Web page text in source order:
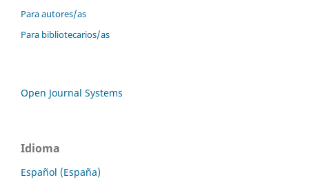
Para autores/as
Para bibliotecarios/as
Open Journal Systems
Idioma
Español (España)